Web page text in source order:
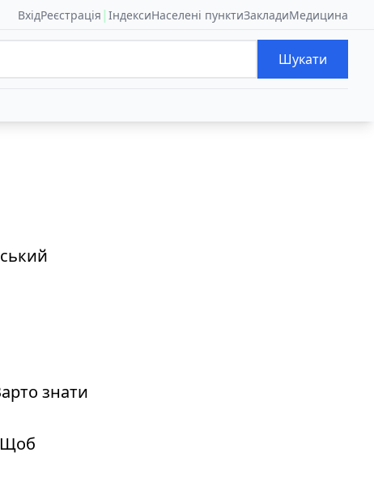
ВхідРеєстрація | ІндексиНаселені пунктиЗакладиМедицина
Шукати
знати
Щоб